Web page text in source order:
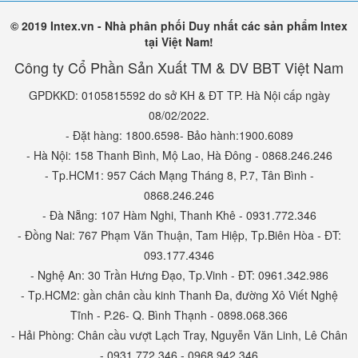
© 2019 Intex.vn - Nhà phân phối Duy nhất các sản phẩm Intex
tại Việt Nam!
Công ty Cổ Phần Sản Xuất TM & DV BBT Việt Nam
GPDKKD: 0105815592 do sở KH & ĐT TP. Hà Nội cấp ngày
08/02/2022.
- Đặt hàng: 1800.6598- Bảo hành:1900.6089
- Hà Nội: 158 Thanh Bình, Mộ Lao, Hà Đông - 0868.246.246
- Tp.HCM1: 957 Cách Mạng Tháng 8, P.7, Tân Bình -
0868.246.246
- Đà Nẵng: 107 Hàm Nghi, Thanh Khê - 0931.772.346
- Đồng Nai: 767 Phạm Văn Thuận, Tam Hiệp, Tp.Biên Hòa - ĐT:
093.177.4346
- Nghệ An: 30 Trần Hưng Đạo, Tp.Vinh - ĐT: 0961.342.986
- Tp.HCM2: gần chân cầu kinh Thanh Đa, đường Xô Viết Nghệ
Tĩnh - P.26- Q. Bình Thạnh - 0898.068.366
- Hải Phòng: Chân cầu vượt Lạch Tray, Nguyễn Văn Linh, Lê Chân
- 0931.772.346 - 0968.942.346